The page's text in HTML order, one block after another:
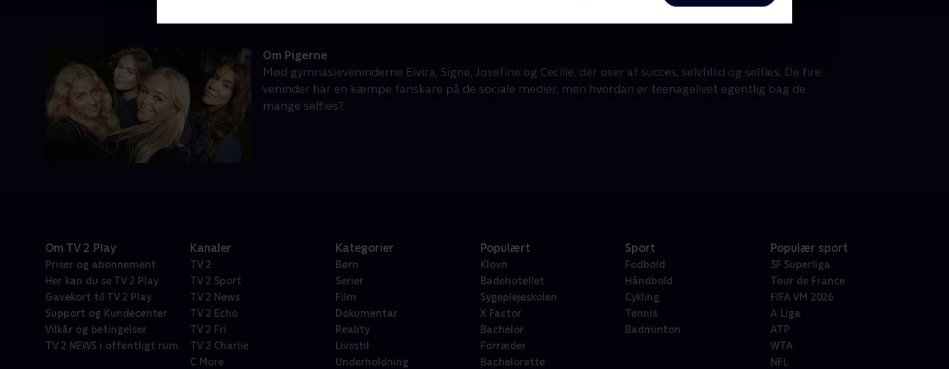
Om Pigerne
Mød gymnasieveninderne Elvira, Signe, Josefine og Cecilie, der oser af succes, selvtillid og selfies. De fire
veninder har en kæmpe fanskare på de sociale medier, men hvordan er teenagelivet egentlig bag de
mange selfies?.
Om TV 2 Play
Priser og abonnement
Her kan du se TV 2 Play
Gavekort til TV 2 Play
Support og Kundecenter
Vilkår og betingelser
TV 2 NEWS i offentligt rum
Kanaler
TV 2
TV 2 Sport
TV 2 News
TV 2 Echo
TV 2 Fri
TV 2 Charlie
C More
Kategorier
Børn
Serier
Film
Dokumentar
Reality
Livsstil
Underholdning
Populært
Klovn
Badehotellet
Sygeplejeskolen
X Factor
Bachelor
Forræder
Bachelorette
Sport
Fodbold
Håndbold
Cykling
Tennis
Badminton
Populær sport
3F Superliga
Tour de France
FIFA VM 2026
A Liga
ATP
WTA
NFL